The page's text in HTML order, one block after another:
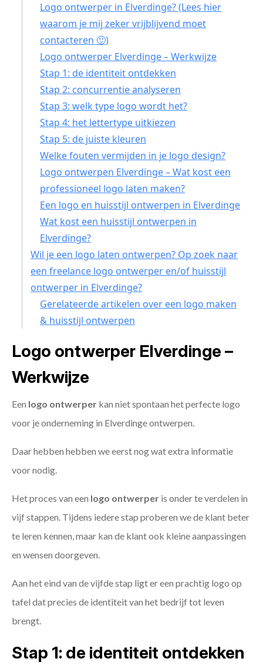
Logo ontwerper in Elverdinge? (Lees hier
waarom je mij zeker vrijblijvend moet
contacteren 🙂)
Logo ontwerper Elverdinge – Werkwijze
Stap 1: de identiteit ontdekken
Stap 2: concurrentie analyseren
Stap 3: welk type logo wordt het?
Stap 4: het lettertype uitkiezen
Stap 5: de juiste kleuren
Welke fouten vermijden in je logo design?
Logo ontwerpen Elverdinge – Wat kost een
professioneel logo laten maken?
Een logo en huisstijl ontwerpen in Elverdinge
Wat kost een huisstijl ontwerpen in
Elverdinge?
Wil je een logo laten ontwerpen? Op zoek naar
een freelance logo ontwerper en/of huisstijl
ontwerper in Elverdinge?
Gerelateerde artikelen over een logo maken
& huisstijl ontwerpen
Logo ontwerper Elverdinge –
Werkwijze
Een logo ontwerper kan niet spontaan het perfecte logo
voor je onderneming in Elverdinge ontwerpen.
Daar hebben hebben we eerst nog wat extra informatie
voor nodig.
Het proces van een logo ontwerper is onder te verdelen in
vijf stappen. Tijdens iedere stap proberen we de klant beter
te leren kennen, maar kan de klant ook kleine aanpassingen
en wensen doorgeven.
Aan het eind van de vijfde stap ligt er een prachtig logo op
tafel dat precies de identiteit van het bedrijf tot leven
brengt.
Stap 1: de identiteit ontdekken